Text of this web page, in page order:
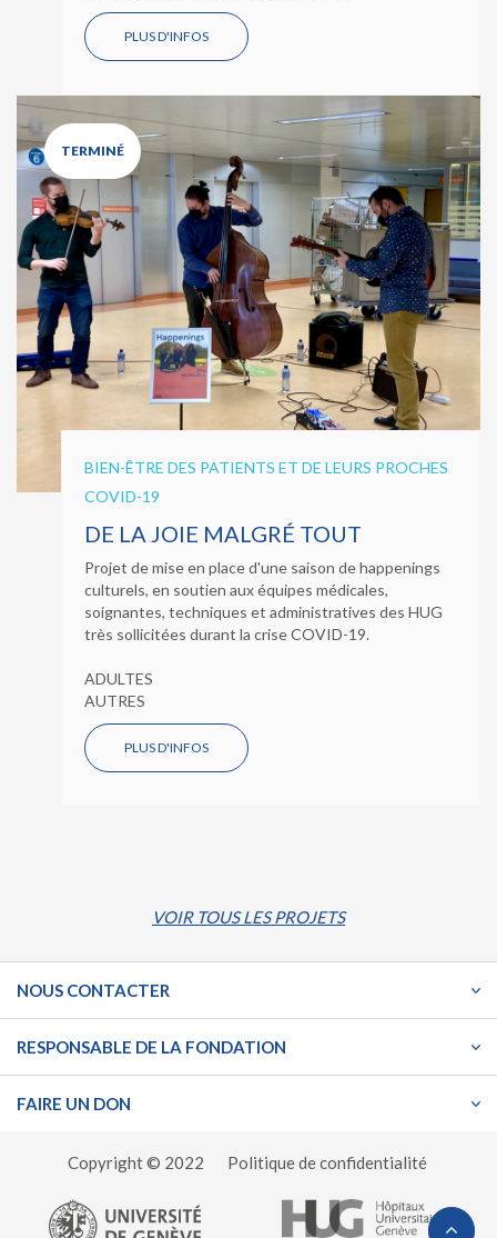
PLUS D'INFOS
TERMINÉ
BIEN-ÊTRE DES PATIENTS ET DE LEURS PROCHES
COVID-19
DE LA JOIE MALGRÉ TOUT
Projet de mise en place d'une saison de happenings
culturels, en soutien aux équipes médicales,
soignantes, techniques et administratives des HUG
très sollicitées durant la crise COVID-19.
ADULTES
AUTRES
PLUS D'INFOS
VOIR TOUS LES PROJETS
NOUS CONTACTER
RESPONSABLE DE LA FONDATION
FAIRE UN DON
Copyright © 2022 Politique de confidentialité